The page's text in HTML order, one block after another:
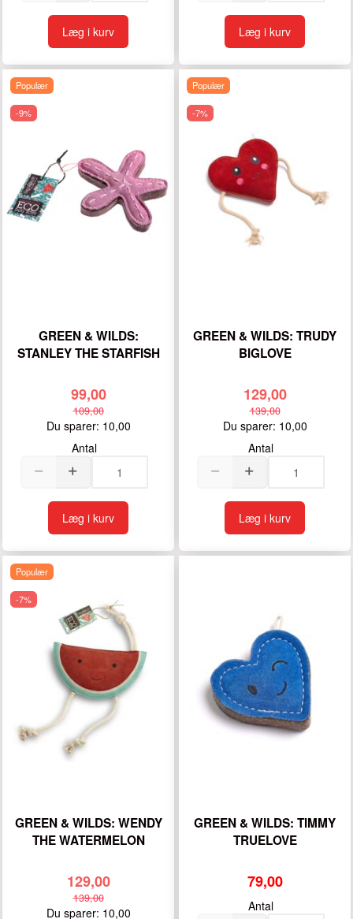
Læg i kurv Læg i kurv
Populær
-9%
GREEN & WILDS:
STANLEY THE STARFISH
99,00
109,00
Du sparer: 10,00
Antal
Læg i kurv
Populær
-7%
GREEN & WILDS: TRUDY
BIGLOVE
129,00
139,00
Du sparer: 10,00
Antal
Læg i kurv
Populær
-7%
GREEN & WILDS: WENDY
THE WATERMELON
129,00
139,00
Du sparer: 10,00
GREEN & WILDS: TIMMY
TRUELOVE
79,00
Antal